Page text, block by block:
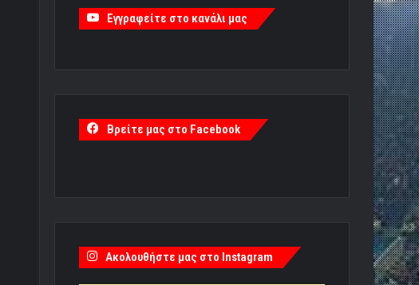
Εγγραφείτε στο κανάλι μας
Βρείτε μας στο Facebook
Ακολουθήστε μας στο Instagram